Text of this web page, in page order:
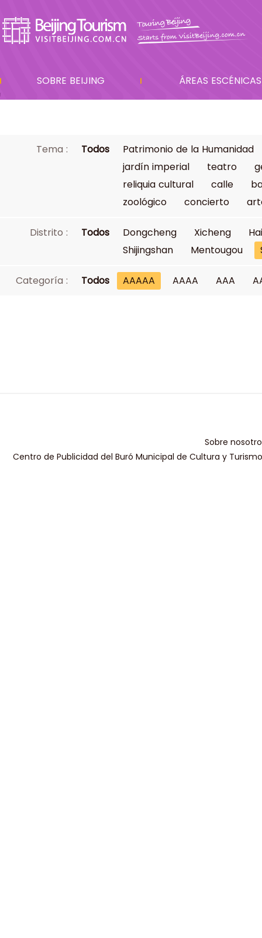
SOBRE BEIJING ÁREAS ESCÉNICAS
Tema : Todos
Patrimonio de la Humanidad
jardín imperial
teatro
reliquia cultural
calle
zoológico
concierto
Distrito : Todos Dongcheng Xicheng
Shijingshan
Mentougou
Categoría : Todos AAAAA AAAA AAA
Sobre
Centro de Publicidad del Buró Municipal de Cultura y